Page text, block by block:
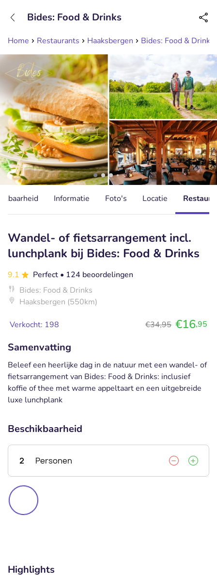
Bereikbaar tot 23:00 uur
Home Restaurants Haaksbergen Bides: Food & Drinks
Bides: Food & Drinks
Informatie Foto's Locatie
Wandel- of fietsarrangement incl.
lunchplank bij Bides: Food & Drinks
9.1 Perfect • 124 beoordelingen
Bides: Food & Drinks
Haaksbergen (550km)
Verkocht: 198 €34,95 €16,95
Samenvatting
Beleef een heerlijke dag in de natuur met een wandel- of
fietsarrangement van Bides: Food & Drinks: inclusief
koffie of thee met warme appeltaart en een uitgebreide
luxe lunchplank
Beschikbaarheid
2 Personen
Highlights